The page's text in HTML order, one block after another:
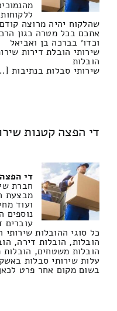
שהלקוח יהיה מרוצה
אתכם בכל מטרה כגון
וכדו׳ בברכה בן ואביאל
שירותי הובלת דירות
הובלות
שירותי סבלות בנתיבות
די הפצה קטנות
די
חברת
מבצעת
ועוד
נוספים
עוברים
כל סוגי ההובלות שירותי
הובלות, הובלות דירה,
הובלות משטחים, הובלות
עלות שירותי סבלות
בשום מקום אחר פרט